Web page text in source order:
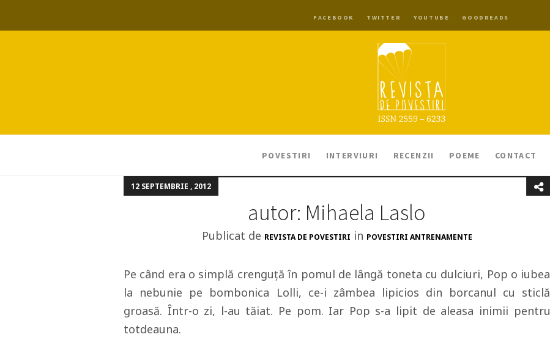
FACEBOOK TWITTER YOUTUBE GOODREADS
POVESTIRI INTERVIURI RECENZII POEME CONTACT
12 SEPTEMBRIE , 2012
autor: Mihaela Laslo
Publicat de REVISTA DE POVESTIRI in POVESTIRI ANTRENAMENTE
Pe când era o simplă crenguţă în pomul de lângă toneta cu dulciuri, Pop o iubea
la nebunie pe bombonica Lolli, ce-i zâmbea lipicios din borcanul cu sticlă
groasă. Într-o zi, l-au tăiat. Pe pom. Iar Pop s-a lipit de aleasa inimii pentru
totdeauna.